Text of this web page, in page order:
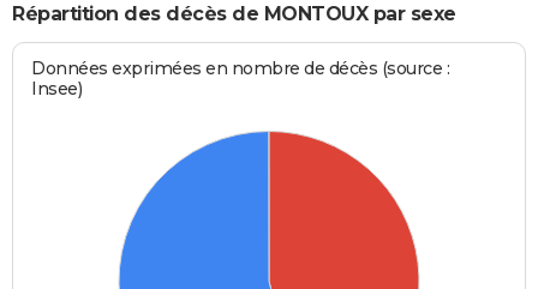
Répartition des décès de MONTOUX par sexe
Données exprimées en nombre de décès (source :
Insee)